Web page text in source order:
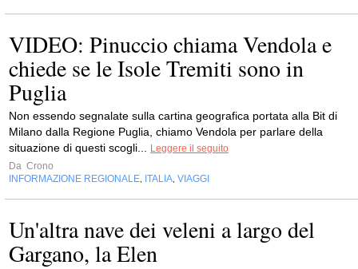
VIDEO: Pinuccio chiama Vendola e
chiede se le Isole Tremiti sono in
Puglia
Non essendo segnalate sulla cartina geografica portata alla Bit di
Milano dalla Regione Puglia, chiamo Vendola per parlare della
situazione di questi scogli...
Leggere il seguito
Da Crono
INFORMAZIONE REGIONALE ITALIA VIAGGI
Un'altra nave dei veleni a largo del
Gargano, la Elen